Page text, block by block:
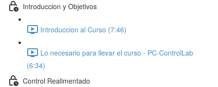
Introduccion y Objetivos
Introduccion al Curso (7:46)
Lo necesario para llevar el curso - PC-ControlLab
(6:34)
Control Realimentado